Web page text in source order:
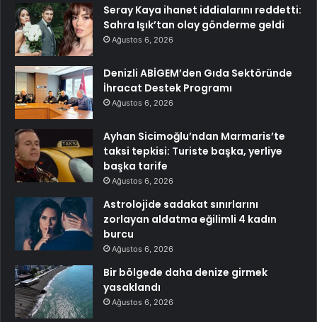
Seray Kaya ihanet iddialarını reddetti:
Sahra Işık’tan olay gönderme geldi
Ağustos 6, 2026
Denizli ABİGEM’den Gıda Sektöründe
İhracat Destek Programı
Ağustos 6, 2026
Ayhan Sicimoğlu’ndan Marmaris’te
taksi tepkisi: Turiste başka, yerliye
başka tarife
Ağustos 6, 2026
Astrolojide sadakat sınırlarını
zorlayan aldatma eğilimli 4 kadın
burcu
Ağustos 6, 2026
Bir bölgede daha denize girmek
yasaklandı
Ağustos 6, 2026